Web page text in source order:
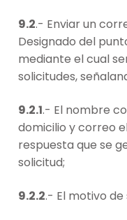
9.2.- Enviar un
Designado del
mediante el cual
solicitudes,
9.2.1.- El nombre
domicilio y correo
respuesta que se
solicitud;
9.2.2.- El motivo de